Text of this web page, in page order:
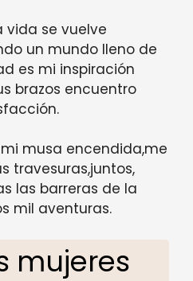
vida se vuelve
un mundo lleno de
es mi inspiración
brazos encuentro
musa encendida,me
travesuras,juntos,
las barreras de la
mil aventuras.
mujeres